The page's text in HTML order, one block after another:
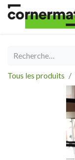
Tous les produits